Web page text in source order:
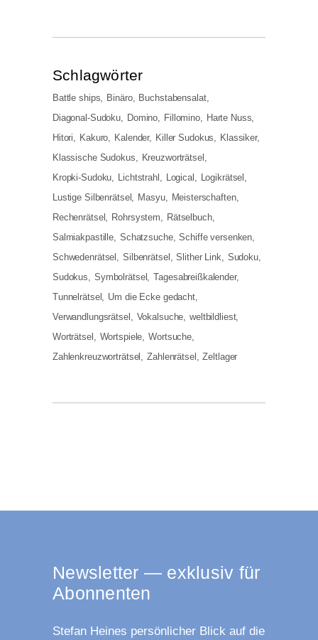
Schlag­wör­ter
Battle ships Binäro
Buchstabensalat
Diagonal-Sudoku
Domino Fillomino
Harte Nuss
Hitori
Kakuro Kalender Killer Sudokus
Klassiker
Klassische Sudokus
Kreuzworträtsel
Kropki-Sudoku
Lichtstrahl Logical
Logikrätsel
Lustige Silbenrätsel
Masyu
Meisterschaften
Rechenrätsel
Rohrsystem
Rätselbuch
Salmiakpastille Schatzsuche Schiffe versenken
Schwedenrätsel
Silbenrätsel Slither Link
Sudoku
Sudokus
Symbolrätsel
Tagesabreißkalender
Tunnelrätsel
Um die Ecke gedacht
Verwandlungsrätsel
Vokalsuche
weltbildliest
Worträtsel
Wortspiele
Wortsuche
Zahlenkreuzworträtsel
Zahlenrätsel Zeltlager
News­let­ter — exklu­siv für
Abonnenten
Ste­fan Hei­nes per­sön­li­cher Blick auf die